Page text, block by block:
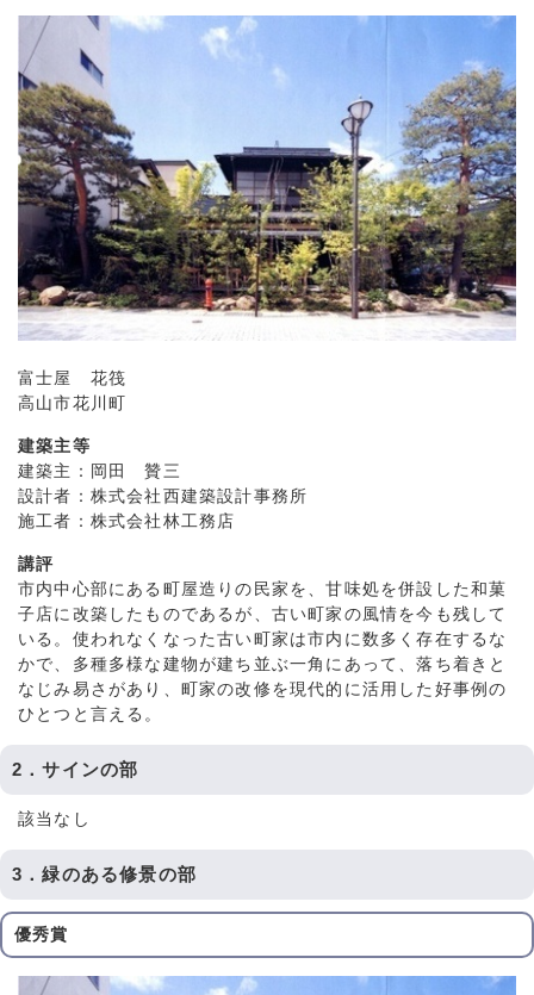
富士屋 花筏
高山市花川町
建築主等
建築主：岡田 贊三
設計者：株式会社西建築設計事務所
施工者：株式会社林工務店
講評
市内中心部にある町屋造りの民家を、甘味処を併設した和菓
子店に改築したものであるが、古い町家の風情を今も残して
いる。使われなくなった古い町家は市内に数多く存在するな
かで、多種多様な建物が建ち並ぶ一角にあって、落ち着きと
なじみ易さがあり、町家の改修を現代的に活用した好事例の
ひとつと言える。
2．サインの部
該当なし
3．緑のある修景の部
優秀賞